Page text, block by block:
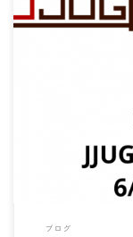
この度、日本Javaユー
ブログ